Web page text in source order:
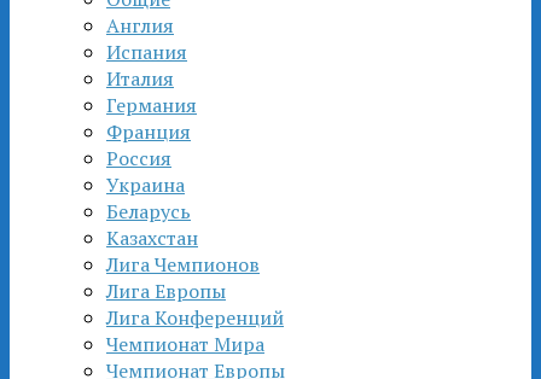
Англия
Испания
Италия
Германия
Франция
Россия
Украина
Беларусь
Казахстан
Лига Чемпионов
Лига Европы
Лига Конференций
Чемпионат Мира
Чемпионат Европы